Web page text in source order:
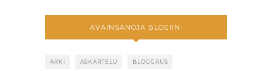
AVAINSANOJA BLOGIIN:
ARKI ASKARTELU BLOGGAUS